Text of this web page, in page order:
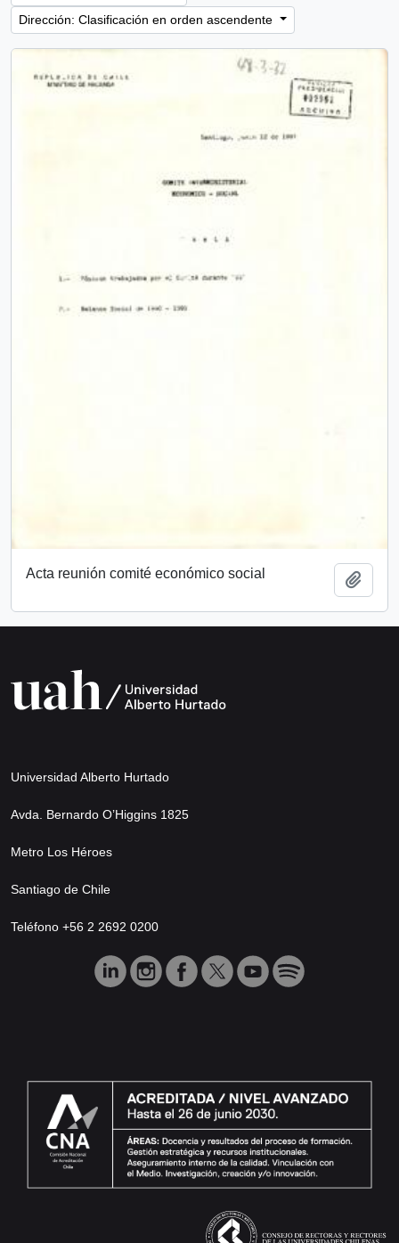
Dirección: Clasificación en orden ascendente
Acta reunión comité económico social
Universidad Alberto Hurtado
Avda. Bernardo O’Higgins 1825
Metro Los Héroes
Santiago de Chile
Teléfono +56 2 2692 0200